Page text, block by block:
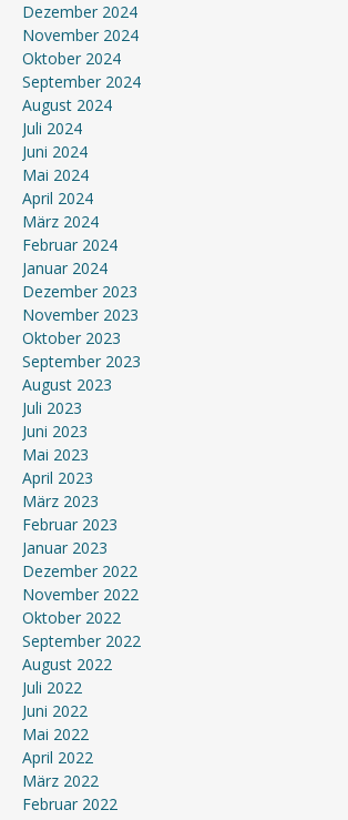
Dezember 2024
November 2024
Oktober 2024
September 2024
August 2024
Juli 2024
Juni 2024
Mai 2024
April 2024
März 2024
Februar 2024
Januar 2024
Dezember 2023
November 2023
Oktober 2023
September 2023
August 2023
Juli 2023
Juni 2023
Mai 2023
April 2023
März 2023
Februar 2023
Januar 2023
Dezember 2022
November 2022
Oktober 2022
September 2022
August 2022
Juli 2022
Juni 2022
Mai 2022
April 2022
März 2022
Februar 2022